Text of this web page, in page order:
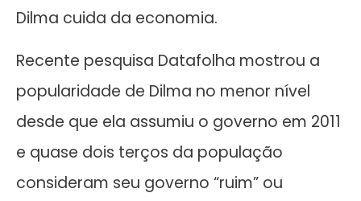
Dilma cuida da economia.
Recente pesquisa Datafolha mostrou a
popularidade de Dilma no menor nível
desde que ela assumiu o governo em 2011
e quase dois terços da população
consideram seu governo “ruim” ou